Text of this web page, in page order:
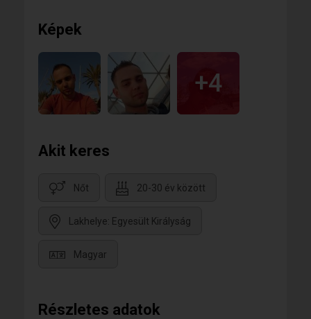
Képek
+4
Akit keres
Nőt 20-30 év között
Lakhelye: Egyesült Királyság
Magyar
Részletes adatok